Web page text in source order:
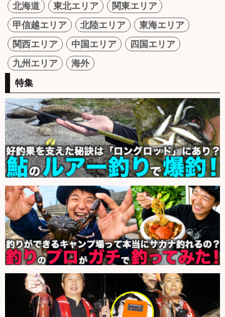
北海道 東北エリア
関東エリア
甲信越エリア
北陸エリア
東海エリア
関西エリア
中国エリア
四国エリア
九州エリア
海外
特集